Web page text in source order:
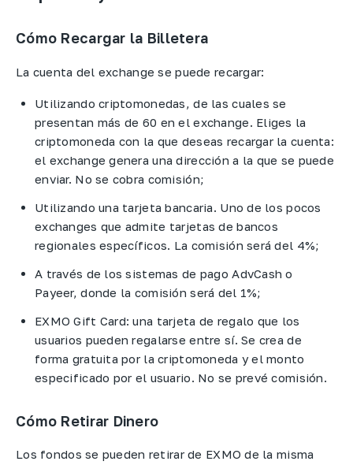
Cómo Recargar la Billetera
La cuenta del exchange se puede recargar:
Utilizando criptomonedas, de las cuales se
presentan más de 60 en el exchange. Eliges la
criptomoneda con la que deseas recargar la cuenta:
el exchange genera una dirección a la que se puede
enviar. No se cobra comisión;
Utilizando una tarjeta bancaria. Uno de los pocos
exchanges que admite tarjetas de bancos
regionales específicos. La comisión será del 4%;
A través de los sistemas de pago AdvCash o
Payeer, donde la comisión será del 1%;
EXMO Gift Card: una tarjeta de regalo que los
usuarios pueden regalarse entre sí. Se crea de
forma gratuita por la criptomoneda y el monto
especificado por el usuario. No se prevé comisión.
Cómo Retirar Dinero
Los fondos se pueden retirar de EXMO de la misma